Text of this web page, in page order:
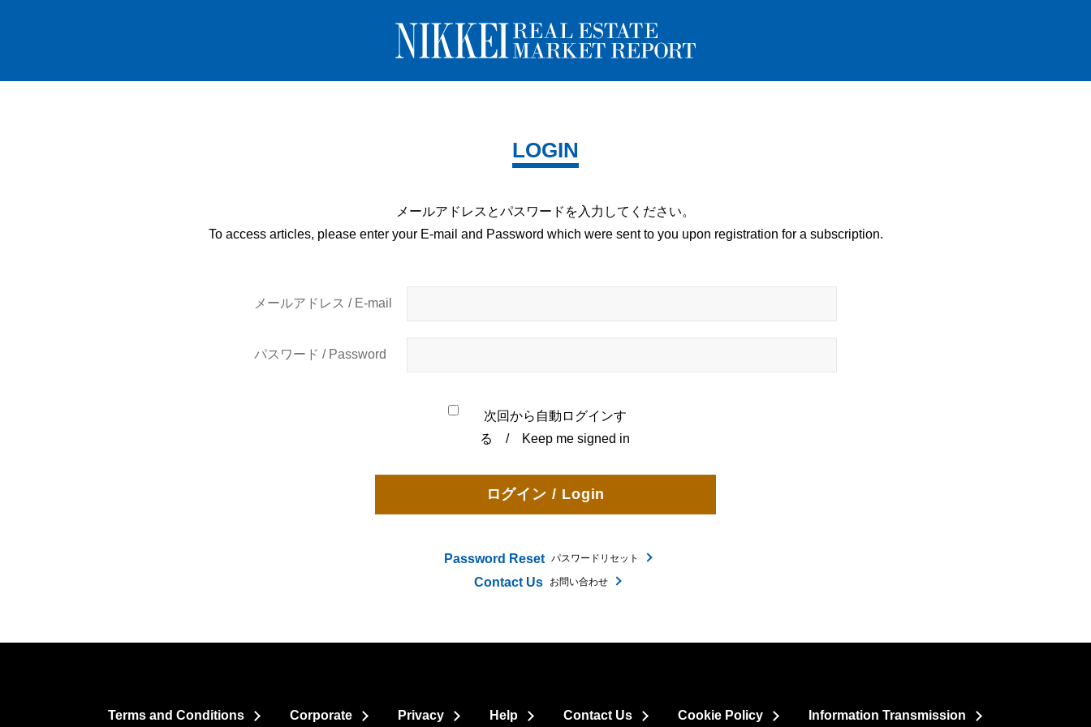
LOGIN
メールアドレスとパスワードを 入力してください。
To access articles, please enter your E-mail and Password which were sent to you upon registration for a subscription.
メールアドレス / E-mail
パスワード / Password
次回から自動ログインす
る / Keep me signed in
Password Reset パスワードリセット
Contact Us お問い合わせ
Terms and Conditions Corporate Privacy Help Contact Us Cookie Policy Information Transmission